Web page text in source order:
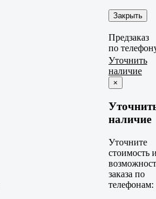
Закрыть
Предзаказ
по
Уточнить
наличие
×
наличие
Уточните
стоимость
заказа по
телефонам: